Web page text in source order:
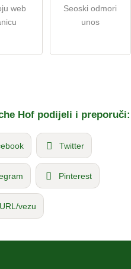
web
Seoski odmori
unos
Hofpodijeli i preporuči:
Twitter
Pinterest
vezu